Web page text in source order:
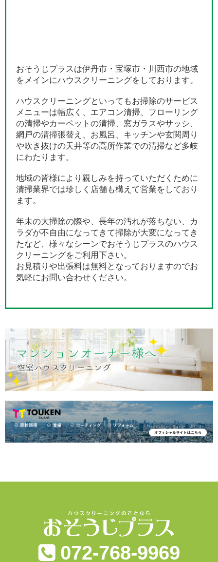
おそうじプラスは伊丹市・宝塚市・川西市の地域
をメインにハウスクリーニングをしております。
ハウスクリーニングといってもお掃除のサービス
メニューは幅広く、エアコン清掃、フローリング
の清掃やカーペットの清掃、窓ガラスやサッシ、
網戸の清掃張替え、お風呂、キッチンや玄関周り
や吹き抜けの天井等の高所作業での清掃など多岐
にわたります。
地域の皆様により親しみを持っていただくために
清掃業界では珍しく店舗も構えて営業をしており
ます。
年末の大掃除の際や、長年の汚れが落ちない、カ
ラダが不自由になってきて掃除が大変になってき
たなど、様々なシーンでおそうじプラスのハウス
クリーニングをご利用下さい。
お見積りや出張料は無料となっておりますのでお
気軽にお問い合わせください。
072-768-9969